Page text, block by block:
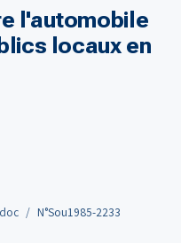
l'automobile
locaux en
N°Sou1985-2233